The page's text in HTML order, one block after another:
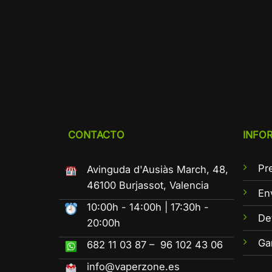
CONTACTO
Avinguda d'Ausiàs March, 48,
46100 Burjassot, Valencia
10:00h - 14:00h | 17:30h -
20:00h
682 11 03 87 – 96 102 43 06
info@vaperzone.es